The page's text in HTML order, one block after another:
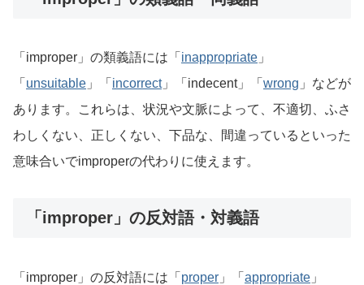
「improper」の類義語には「 inappropriate 」
「 unsuitable 」「 incorrect」「indecent」「 wrong 」などが
あります。これらは、状況や文脈によって、不適切、ふさ
わしくない、正しくない、下品な、間違っているといった
意味合いでimproperの代わりに使えます。
「improper」の反対語・対義語
「improper」の反対語には「 proper 」「 appropriate 」